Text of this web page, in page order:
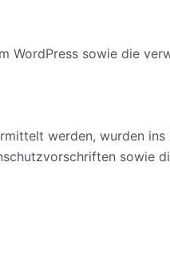
WordPress sowie die
werden, wurden
sowie